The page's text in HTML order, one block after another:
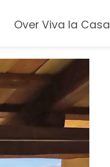
Over Viva la Casa